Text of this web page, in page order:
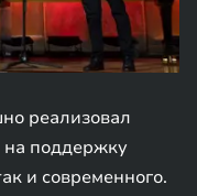
реализовал
поддержку
и современного.